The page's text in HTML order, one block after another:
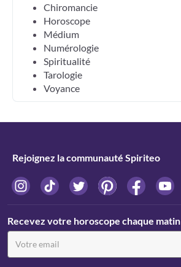
Chiromancie
Horoscope
Médium
Numérologie
Spiritualité
Tarologie
Voyance
Rejoignez la communauté Spiriteo
Recevez votre horoscope chaque matin